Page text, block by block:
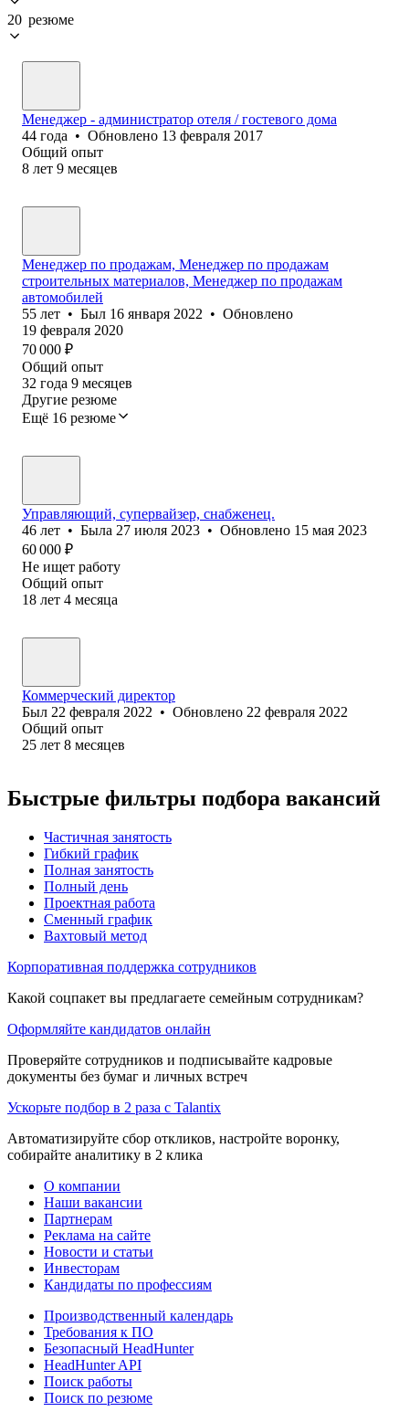
20 резюме
Менеджер - администратор отеля / гостевого дома
44 года • Обновлено 13 февраля 2017
Общий опыт
8 лет 9 месяцев
Менеджер по продажам, Менеджер по продажам
строительных материалов, Менеджер по продажам
автомобилей
55 лет • Был 16 января 2022 • Обновлено
19 февраля 2020
70 000 ₽
Общий опыт
32 года 9 месяцев
Другие резюме
Ещё 16 резюме
Управляющий, супервайзер, снабженец.
46 лет • Была 27 июля 2023 • Обновлено 15 мая 2023
60 000 ₽
Не ищет работу
Общий опыт
18 лет 4 месяца
Коммерческий директор
Был 22 февраля 2022 • Обновлено 22 февраля 2022
Общий опыт
25 лет 8 месяцев
Быстрые фильтры подбора вакансий
Частичная занятость
Гибкий график
Полная занятость
Полный день
Проектная работа
Сменный график
Вахтовый метод
Корпоративная поддержка сотрудников
Какой соцпакет вы предлагаете семейным сотрудникам?
Оформляйте кандидатов онлайн
Проверяйте сотрудников и подписывайте кадровые
документы без бумаг и личных встреч
Ускорьте подбор в 2 раза с Talantix
Автоматизируйте сбор откликов, настройте воронку,
собирайте аналитику в 2 клика
О компании
Наши вакансии
Партнерам
Реклама на сайте
Новости и статьи
Инвесторам
Кандидаты по профессиям
Производственный календарь
Требования к ПО
Безопасный HeadHunter
HeadHunter API
Поиск работы
Поиск по резюме